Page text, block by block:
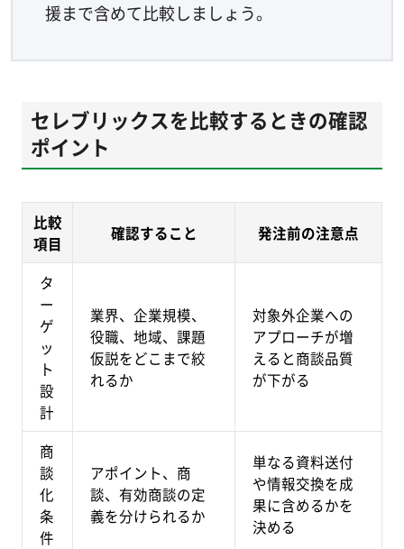
援まで含めて比較しましょう。
セレブリックスを比較するときの確認
ポイント
比較
項目
確認すること 発注前の注意点
タ
ー
ゲ
ッ
ト
設
計
業界、企業規模、
役職、地域、課題
仮説をどこまで絞
れるか
対象外企業への
アプローチが増
えると商談品質
が下がる
商
談
化
条
件
アポイント、商
談、有効商談の定
義を分けられるか
単なる資料送付
や情報交換を成
果に含めるかを
決める